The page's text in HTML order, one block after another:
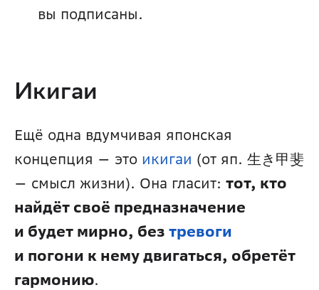
вы подписаны.
Икигаи
Ещё одна вдумчивая японская
концепция — это икигаи (от яп. 生き甲斐
— смысл жизни). Она гласит: тот, кто
найдёт своё предназначение
и будет мирно, без тревоги
и погони к нему двигаться, обретёт
гармонию.